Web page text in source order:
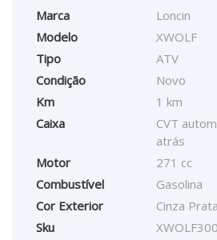
Marca
Loncin
Modelo
XWOLF
Tipo
ATV
Condição
Novo
Km
1 km
Caixa
CVT
atrás
Motor
271 cc
Combustível
Gasolina
Cor Exterior
Cinza Prata
Sku